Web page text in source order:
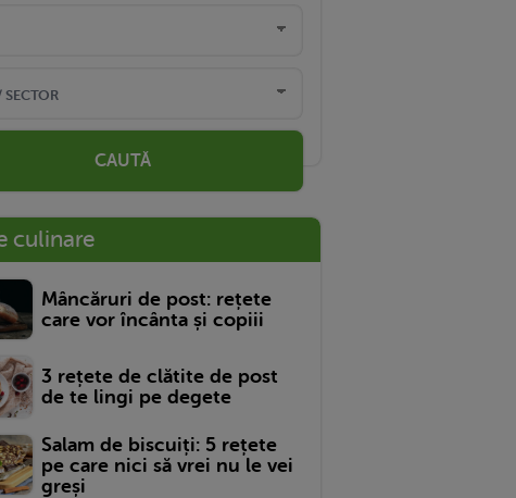
CAUTĂ
culinare
Mâncăruri de post: rețete
care vor încânta și copiii
3 rețete de clătite de post
de te lingi pe degete
Salam de biscuiți: 5 rețete
pe care nici să vrei nu le vei
greși